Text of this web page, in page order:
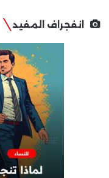
انفجراف المفيد